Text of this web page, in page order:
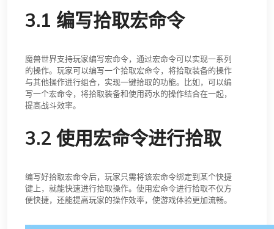
3.1 编写拾取宏命令
魔兽世界支持玩家编写宏命令，通过宏命令可以实现一系列
的操作。玩家可以编写一个拾取宏命令，将拾取装备的操作
与其他操作进行组合，实现一键拾取的功能。比如，可以编
写一个宏命令，将拾取装备和使用药水的操作结合在一起，
提高战斗效率。
3.2 使用宏命令进行拾取
编写好拾取宏命令后，玩家只需将该宏命令绑定到某个快捷
键上，就能快速进行拾取操作。使用宏命令进行拾取不仅方
便快捷，还能提高玩家的操作效率，使游戏体验更加流畅。